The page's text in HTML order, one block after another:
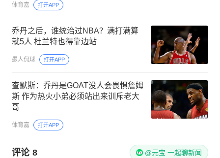
体育嘉 打开APP
乔丹之后，谁统治过NBA？满打满算
就5人 杜兰特也得靠边站
愚人侃球 打开APP
查默斯：乔丹是GOAT没人会畏惧詹姆
斯 作为热火小弟必须站出来训斥老大
哥
体育嘉 打开APP
评论 8 @元宝 一起聊新闻